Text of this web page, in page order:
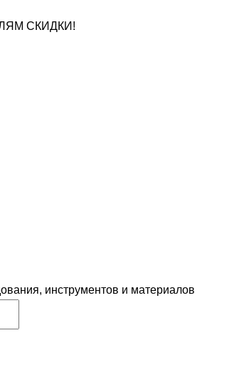
СКИДКИ!
инструментов и материалов